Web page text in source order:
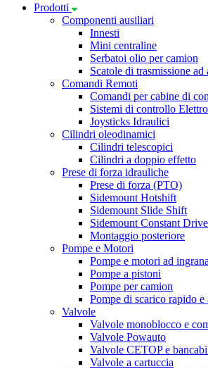
Prodotti
Componenti ausiliari
Innesti
Mini centraline
Serbatoi olio per camion
Scatole di trasmissione ad
Comandi Remoti
Comandi per cabine di
Sistemi di controllo
Joysticks Idraulici
Cilindri oleodinamici
Cilindri telescopici
Cilindri a doppio effetto
Prese di forza idrauliche
Prese di forza (PTO)
Sidemount Hotshift
Sidemount Slide Shift
Sidemount Constant Drive
Montaggio posteriore
Pompe e Motori
Pompe e motori ad
Pompe a pistoni
Pompe per camion
Pompe di scarico rapido
Valvole
Valvole monoblocco e
Valvole Powauto
Valvole CETOP e
Valvole a cartuccia